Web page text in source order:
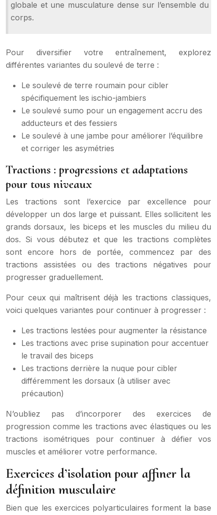
globale et une musculature dense sur l’ensemble du
corps.
Pour diversifier votre entraînement, explorez
différentes variantes du soulevé de terre :
Le soulevé de terre roumain pour cibler
spécifiquement les ischio-jambiers
Le soulevé sumo pour un engagement accru des
adducteurs et des fessiers
Le soulevé à une jambe pour améliorer l’équilibre
et corriger les asymétries
Tractions : progressions et adaptations
pour tous niveaux
Les tractions sont l’exercice par excellence pour
développer un dos large et puissant. Elles sollicitent les
grands dorsaux, les biceps et les muscles du milieu du
dos. Si vous débutez et que les tractions complètes
sont encore hors de portée, commencez par des
tractions assistées ou des tractions négatives pour
progresser graduellement.
Pour ceux qui maîtrisent déjà les tractions classiques,
voici quelques variantes pour continuer à progresser :
Les tractions lestées pour augmenter la résistance
Les tractions avec prise supination pour accentuer
le travail des biceps
Les tractions derrière la nuque pour cibler
différemment les dorsaux (à utiliser avec
précaution)
N’oubliez pas d’incorporer des exercices de
progression comme les tractions avec élastiques ou les
tractions isométriques pour continuer à défier vos
muscles et améliorer votre performance.
Exercices d’isolation pour affiner la
définition musculaire
Bien que les exercices polyarticulaires forment la base